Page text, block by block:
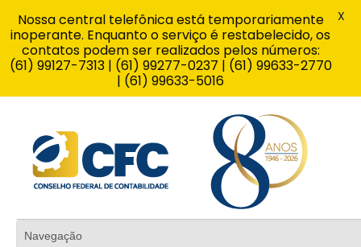
Nossa central telefônica está temporariamente
inoperante. Enquanto o serviço é restabelecido, os
contatos podem ser realizados pelos números:
(61) 99127-7313 | (61) 99277-0237 | (61) 99633-2770
| (61) 99633-5016
X